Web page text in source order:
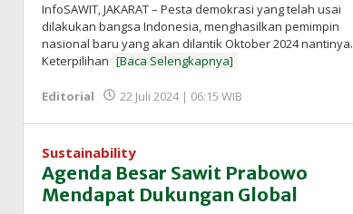
InfoSAWIT, JAKARAT – Pesta demokrasi yang telah usai
dilakukan bangsa Indonesia, menghasilkan pemimpin
nasional baru yang akan dilantik Oktober 2024 nantinya.
Keterpilihan [Baca Selengkapnya]
Editorial 22 Juli 2024 | 06:15 WIB
InfoSAWIT
Sustainability
Agenda Besar Sawit Prabowo
Mendapat Dukungan Global